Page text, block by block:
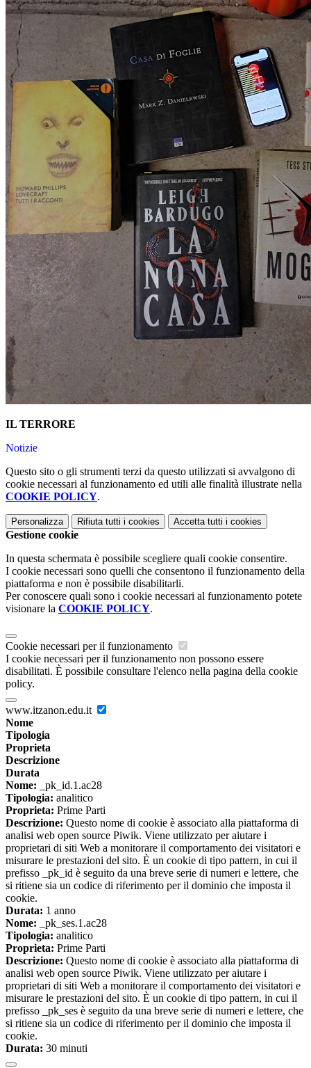
IL TERRORE
Notizie
Questo sito o gli strumenti terzi da questo utilizzati si avvalgono di
cookie necessari al funzionamento ed utili alle finalità illustrate nella
COOKIE POLICY.
Personalizza Rifiuta tutti i cookies Accetta tutti i cookies
Gestione cookie
In questa schermata è possibile scegliere quali cookie consentire.
I cookie necessari sono quelli che consentono il funzionamento della
piattaforma e non è possibile disabilitarli.
Per conoscere quali sono i cookie necessari al funzionamento potete
visionare la COOKIE POLICY.
Cookie necessari per il funzionamento
I cookie necessari per il funzionamento non possono essere
disabilitati. È possibile consultare l'elenco nella pagina della cookie
policy.
www.itzanon.edu.it
Nome
Tipologia
Proprieta
Descrizione
Durata
Nome: _pk_id.1.ac28
Tipologia: analitico
Proprieta: Prime Parti
Descrizione: Questo nome di cookie è associato alla piattaforma di
analisi web open source Piwik. Viene utilizzato per aiutare i
proprietari di siti Web a monitorare il comportamento dei visitatori e
misurare le prestazioni del sito. È un cookie di tipo pattern, in cui il
prefisso _pk_id è seguito da una breve serie di numeri e lettere, che
si ritiene sia un codice di riferimento per il dominio che imposta il
cookie.
Durata: 1 anno
Nome: _pk_ses.1.ac28
Tipologia: analitico
Proprieta: Prime Parti
Descrizione: Questo nome di cookie è associato alla piattaforma di
analisi web open source Piwik. Viene utilizzato per aiutare i
proprietari di siti Web a monitorare il comportamento dei visitatori e
misurare le prestazioni del sito. È un cookie di tipo pattern, in cui il
prefisso _pk_ses è seguito da una breve serie di numeri e lettere, che
si ritiene sia un codice di riferimento per il dominio che imposta il
cookie.
Durata: 30 minuti